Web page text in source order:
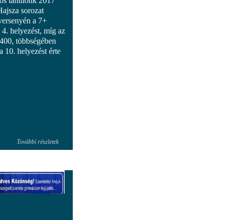
sorozat
a 7+
helyezést, míg az
többségében
10. helyezést érte
További részletek